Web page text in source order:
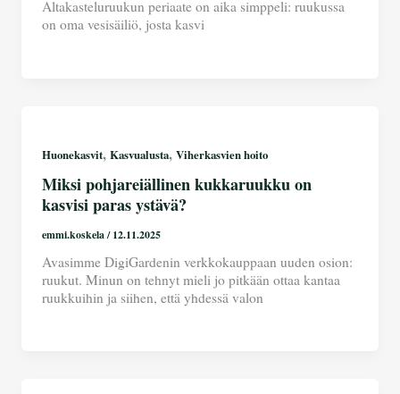
Altakasteluruukun periaate on aika simppeli: ruukussa
on oma vesisäiliö, josta kasvi
Huonekasvit,Kasvualusta,Viherkasvien hoito
Miksi pohjareiällinen kukkaruukku on
kasvisi paras ystävä?
emmi.koskela/12.11.2025
Avasimme DigiGardenin verkkokauppaan uuden osion:
ruukut. Minun on tehnyt mieli jo pitkään ottaa kantaa
ruukkuihin ja siihen, että yhdessä valon